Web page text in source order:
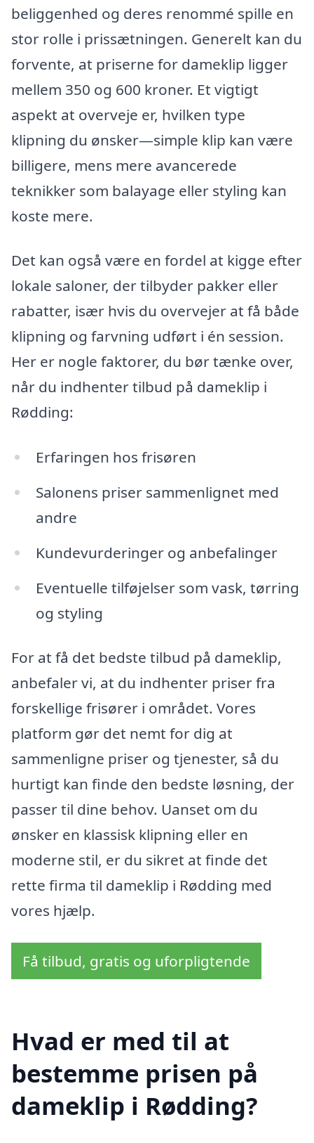
beliggenhed og deres renommé spille en
stor rolle i prissætningen. Generelt kan du
forvente, at priserne for dameklip ligger
mellem 350 og 600 kroner. Et vigtigt
aspekt at overveje er, hvilken type
klipning du ønsker—simple klip kan være
billigere, mens mere avancerede
teknikker som balayage eller styling kan
koste mere.
Det kan også være en fordel at kigge efter
lokale saloner, der tilbyder pakker eller
rabatter, især hvis du overvejer at få både
klipning og farvning udført i én session.
Her er nogle faktorer, du bør tænke over,
når du indhenter tilbud på dameklip i
Rødding:
Erfaringen hos frisøren
Salonens priser sammenlignet med
andre
Kundevurderinger og anbefalinger
Eventuelle tilføjelser som vask, tørring
og styling
For at få det bedste tilbud på dameklip,
anbefaler vi, at du indhenter priser fra
forskellige frisører i området. Vores
platform gør det nemt for dig at
sammenligne priser og tjenester, så du
hurtigt kan finde den bedste løsning, der
passer til dine behov. Uanset om du
ønsker en klassisk klipning eller en
moderne stil, er du sikret at finde det
rette firma til dameklip i Rødding med
vores hjælp.
Få tilbud, gratis og uforpligtende
Hvad er med til at
bestemme prisen på
dameklip i Rødding?